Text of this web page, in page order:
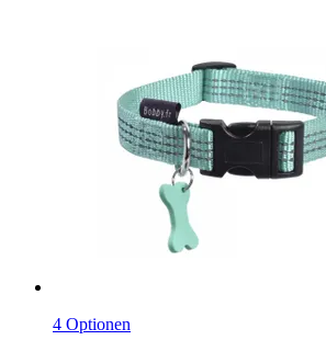
4 Optionen